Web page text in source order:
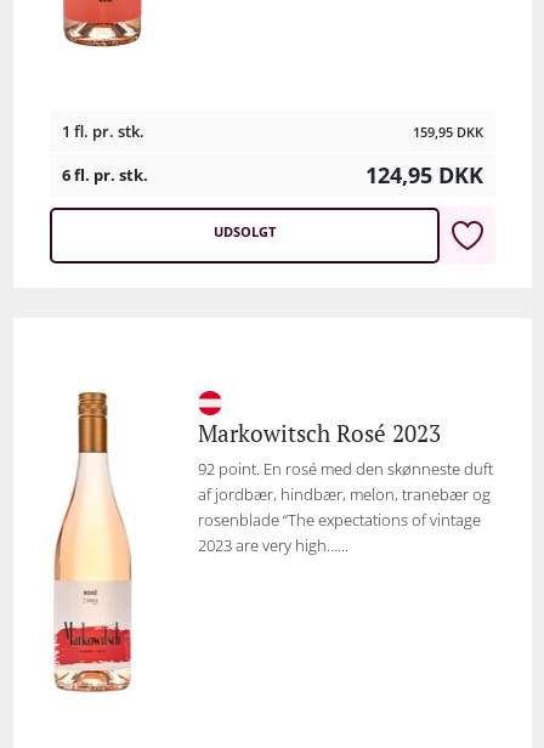
1 fl. pr. stk. 159,95 DKK
6 fl. pr. stk. 124,95 DKK
UDSOLGT
Markowitsch Rosé 2023
92 point. En rosé med den skønneste duft
af jordbær, hindbær, melon, tranebær og
rosenblade “The expectations of vintage
2023 are very high…...